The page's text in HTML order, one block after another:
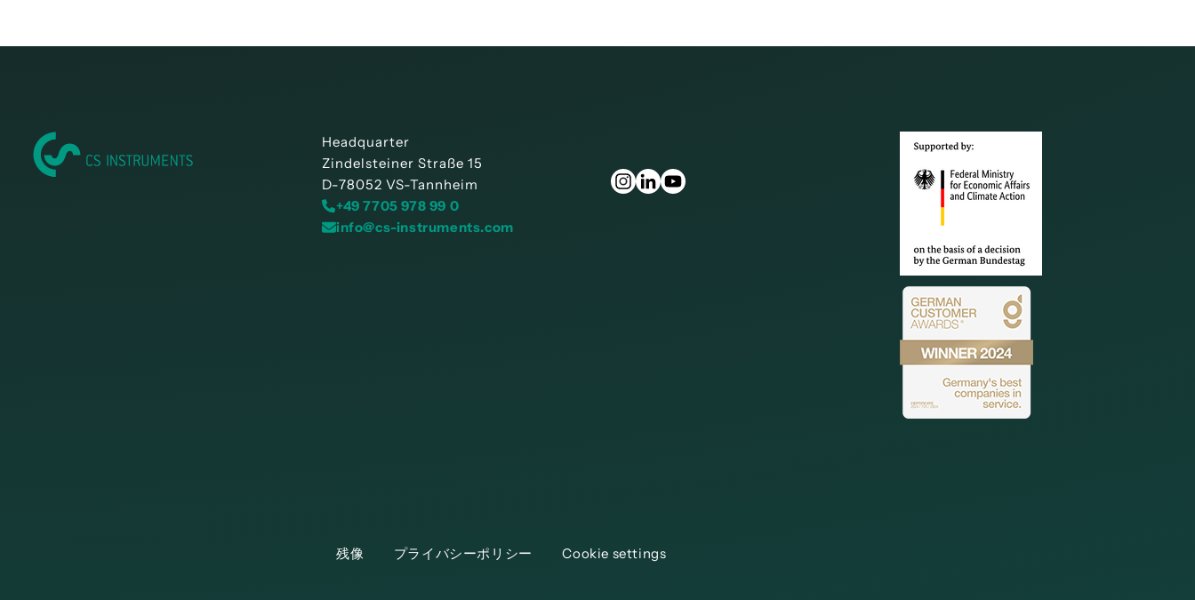
Headquarter
Zindelsteiner Straße 15
D-78052 VS-Tannheim
+49 7705 978 99 0
info@cs-instruments.com
残像 プライバシーポリシー Cookie settings